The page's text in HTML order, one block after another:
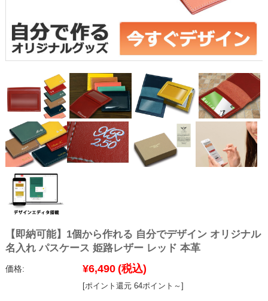
【即納可能】1個から作れる 自分でデザイン オリジナル
名入れ パスケース 姫路レザー レッド 本革
価格: ¥6,490 (税込)
[ポイント還元 64ポイント～]